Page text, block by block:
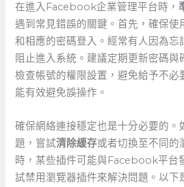
在進入Facebook企業管理平台時，
遇到常見錯誤的關鍵。首先，確保使
和相應的密碼登入。經常有人因為忘
阻止進入系統。建議定期更新密碼與
檢查帳號的權限設置，避免給予不必
能有效避免誤操作。
確保網絡連接穩定也是十分必要的。
題，嘗試清除緩存或者切換至不同的
時，某些插件可能與Facebook平台
試禁用瀏覽器插件來解決問題。以下